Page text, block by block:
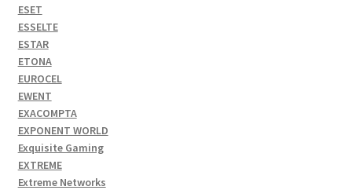
ESET
ESSELTE
ESTAR
ETONA
EUROCEL
EWENT
EXACOMPTA
EXPONENT WORLD
Exquisite Gaming
EXTREME
Extreme Networks